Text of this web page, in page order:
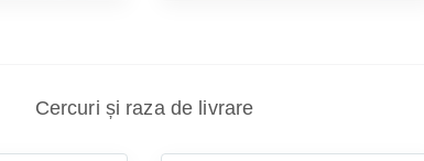
Cercuri și raza de livrare